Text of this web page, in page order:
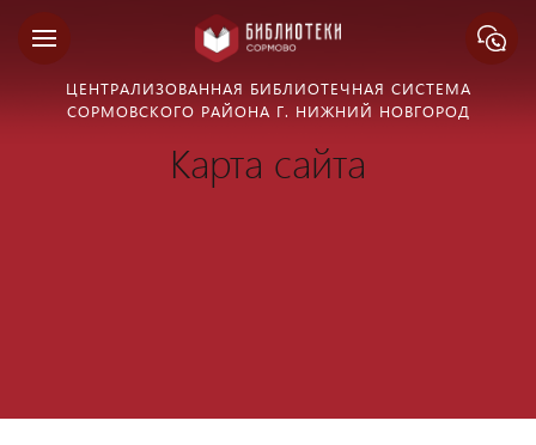
ЦЕНТРАЛИЗОВАННАЯ БИБЛИОТЕЧНАЯ СИСТЕМА
СОРМОВСКОГО РАЙОНА Г. НИЖНИЙ НОВГОРОД
Карта сайта